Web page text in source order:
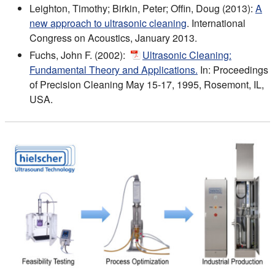
Leighton, Timothy; Birkin, Peter; Offin, Doug (2013): A
new approach to ultrasonic cleaning. International
Congress on Acoustics, January 2013.
Fuchs, John F. (2002):
Ultrasonic Cleaning:
Fundamental Theory and Applications. In: Proceedings
of Precision Cleaning May 15-17, 1995, Rosemont, IL,
USA.